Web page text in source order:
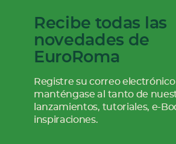
Recibe todas las
novedades de
EuroRoma
Registre su correo electrónico
manténgase al tanto de
lanzamientos, tutoriales, e-
inspiraciones.